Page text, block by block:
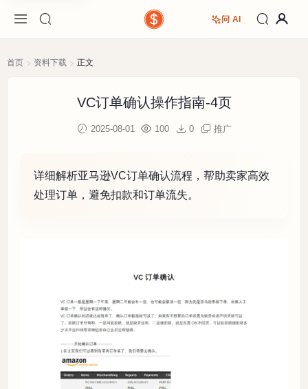
问 AI
首页 资料下载 正文
VC订单确认操作指南-4页
2025-08-01 100 0 推广
详细解析亚马逊VC订单确认流程，帮助卖家高效
处理订单，避免扣款和订单流失。